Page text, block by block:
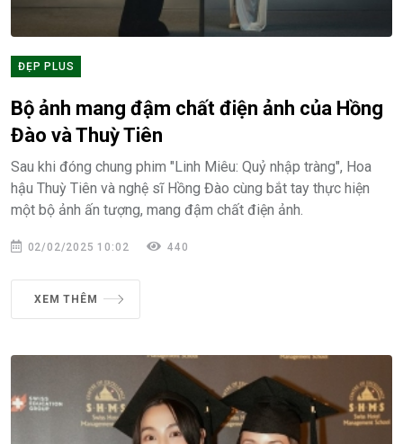
ĐẸP PLUS
Bộ ảnh mang đậm chất điện ảnh của Hồng
Đào và Thuỳ Tiên
Sau khi đóng chung phim "Linh Miêu: Quỷ nhập tràng", Hoa
hậu Thuỳ Tiên và nghệ sĩ Hồng Đào cùng bắt tay thực hiện
một bộ ảnh ấn tượng, mang đậm chất điện ảnh.
02/02/2025 10:02 440
XEM THÊM